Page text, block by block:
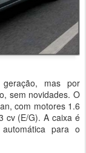
mas por
sem novidades. O
com motores 1.6
cv (E/G). A caixa é
para o